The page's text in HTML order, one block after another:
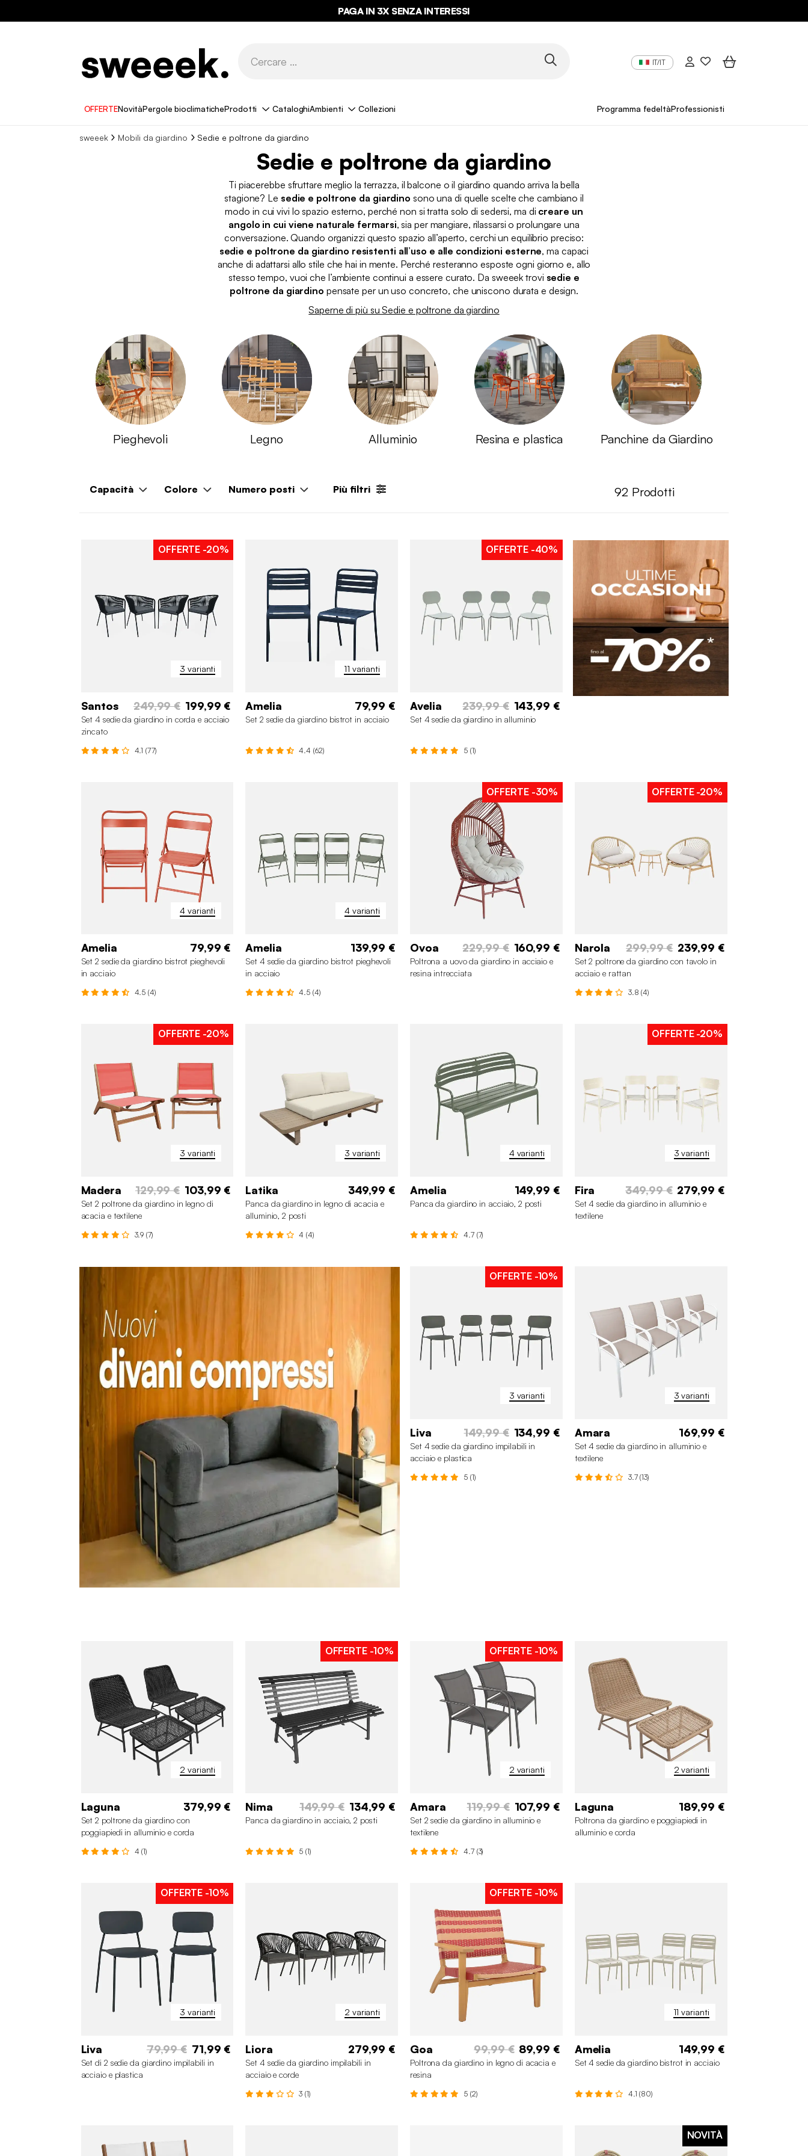
ULTIME OCCASIONI FINO AL -70%*
PAGA IN 3X SENZA INTERESSI
IT/IT
OFFERTENovitàPergole bioclimaticheProdotti CataloghiAmbienti Collezioni Programma fedeltàProfessionisti
sweeek Mobili da giardino Sedie e poltrone da giardino
Sedie e poltrone da giardino
Ti piacerebbe sfruttare meglio la terrazza, il balcone o il giardino quando arriva la bella
stagione? Le sedie e poltrone da giardino sono una di quelle scelte che cambiano il
modo in cui vivi lo spazio esterno, perché non si tratta solo di sedersi, ma di creare un
angolo in cui viene naturale fermarsi, sia per mangiare, rilassarsi o prolungare una
conversazione. Quando organizzi questo spazio all’aperto, cerchi un equilibrio preciso:
sedie e poltrone da giardino resistenti all’uso e alle condizioni esterne, ma capaci
anche di adattarsi allo stile che hai in mente. Perché resteranno esposte ogni giorno e, allo
stesso tempo, vuoi che l’ambiente continui a essere curato. Da sweeek trovi sedie e
poltrone da giardino pensate per un uso concreto, che uniscono durata e design.
Saperne di più su Sedie e poltrone da giardino
Pieghevoli Legno Alluminio Resina e plastica Panchine da Giardino
Capacità Colore Numero posti Più filtri 92 Prodotti
3 varianti
OFFERTE -20%
Santos 249,99 € 199,99 €
Set 4 sedie da giardino in corda e acciaio
zincato
4.1 (77)
11 varianti
Amelia 79,99 €
Set 2 sedie da giardino bistrot in acciaio
4.4 (62)
OFFERTE-40%
Avelia 239,99 € 143,99 €
Set 4 sedie da giardino in alluminio
5 (1)
4 varianti
Amelia 79,99 €
Set 2 sedie da giardino bistrot pieghevoli
in acciaio
4.5 (4)
4 varianti
Amelia 139,99 €
Set 4 sedie da giardino bistrot pieghevoli
in acciaio
4.5 (4)
OFFERTE-30%
Ovoa 229,99 € 160,99 €
Poltrona a uovo da giardino in acciaio e
resina intrecciata
OFFERTE-20%
Narola 299,99 € 239,99 €
Set 2 poltrone da giardino con tavolo in
acciaio e rattan
3.8 (4)
3 varianti
OFFERTE -20%
Madera 129,99 € 103,99 €
Set 2 poltrone da giardino in legno di
acacia e textilene
3.9 (7)
3 varianti
Latika 349,99 €
Panca da giardino in legno di acacia e
alluminio, 2 posti
4 (4)
4 varianti
Amelia 149,99 €
Panca da giardino in acciaio, 2 posti
4.7 (7)
3 varianti
OFFERTE-20%
Fira 349,99 € 279,99 €
Set 4 sedie da giardino in alluminio e
textilene
3 varianti
OFFERTE-10%
Liva 149,99 € 134,99 €
Set 4 sedie da giardino impilabili in
acciaio e plastica
5 (1)
3 varianti
Amara 169,99 €
Set 4 sedie da giardino in alluminio e
textilene
3.7 (13)
2 varianti
Laguna 379,99 €
Set 2 poltrone da giardino con
poggiapiedi in alluminio e corda
4 (1)
OFFERTE -10%
Nima 149,99 € 134,99 €
Panca da giardino in acciaio, 2 posti
5 (1)
2 varianti
OFFERTE-10%
Amara 119,99 € 107,99 €
Set 2 sedie da giardino in alluminio e
textilene
4.7 (3)
2 varianti
Laguna 189,99 €
Poltrona da giardino e poggiapiedi in
alluminio e corda
3 varianti
OFFERTE -10%
Liva 79,99 € 71,99 €
Set di 2 sedie da giardino impilabili in
acciaio e plastica
2 varianti
Liora 279,99 €
Set 4 sedie da giardino impilabili in
acciaio e corde
3 (1)
OFFERTE-10%
Goa 99,99 € 89,99 €
Poltrona da giardino in legno di acacia e
resina
5 (2)
11 varianti
Amelia 149,99 €
Set 4 sedie da giardino bistrot in acciaio
4.1 (80)
NOVITÀ